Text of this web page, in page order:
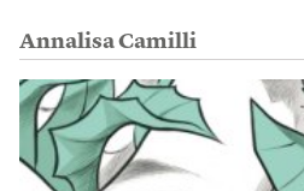
Annalisa Camilli